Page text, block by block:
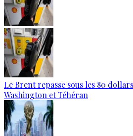
Le Brent repasse sous les 80
Washington et Téhéran